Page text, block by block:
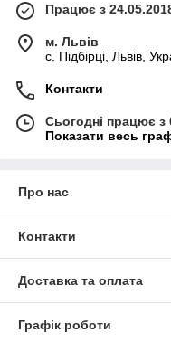
Працює з
м. Львів
c. Підбірці, Львів,
Контакти
Сьогодні працює з
Показати весь
Про нас
Контакти
Доставка та оплата
Графік роботи